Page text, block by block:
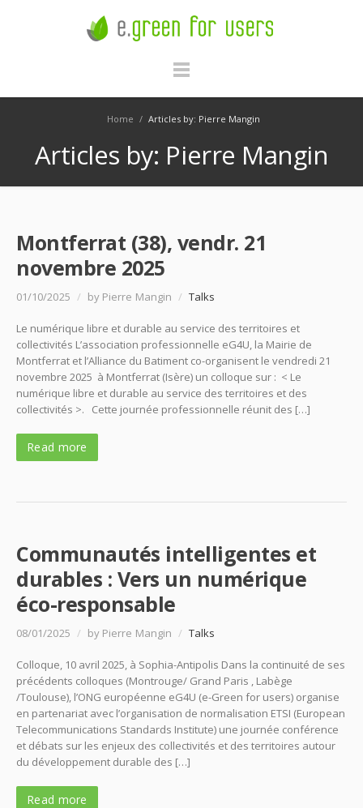
Home / Articles by: Pierre Mangin
Articles by: Pierre Mangin
Montferrat (38), vendr. 21
novembre 2025
01/10/2025 / by Pierre Mangin / Talks
Le numérique libre et durable au service des territoires et
collectivités L’association professionnelle eG4U, la Mairie de
Montferrat et l’Alliance du Batiment co-organisent le vendredi 21
novembre 2025 à Montferrat (Isère) un colloque sur : < Le
numérique libre et durable au service des territoires et des
collectivités >. Cette journée professionnelle réunit des […]
Read more
Communautés intelligentes et
durables : Vers un numérique
éco-responsable
08/01/2025 / by Pierre Mangin / Talks
Colloque, 10 avril 2025, à Sophia-Antipolis Dans la continuité de ses
précédents colloques (Montrouge/ Grand Paris , Labège
/Toulouse), l’ONG européenne eG4U (e-Green for users) organise
en partenariat avec l’organisation de normalisation ETSI (European
Telecommunications Standards Institute) une journée conférence
et débats sur les enjeux des collectivités et des territoires autour
du développement durable des […]
Read more